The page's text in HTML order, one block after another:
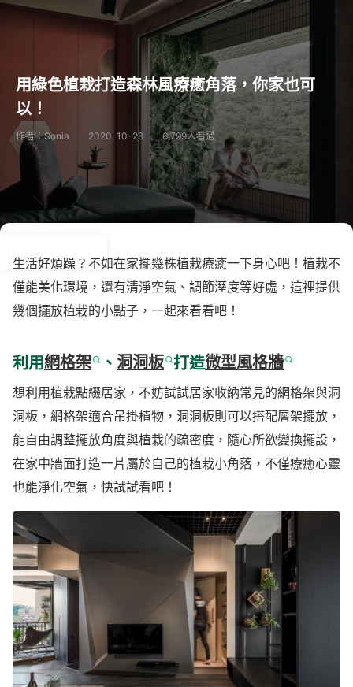
用綠色植栽打造森林風療癒角落，你家也可
以！
作者：Sonia 2020-10-28 6,799人看過
生活好煩躁？不如在家擺幾株植栽療癒一下身心吧！植栽不
僅能美化環境，還有清淨空氣、調節溼度等好處，這裡提供
幾個擺放植栽的小點子，一起來看看吧！
利用網格架 、 洞洞板 打造微型風格牆
想利用植栽點綴居家，不妨試試居家收納常見的網格架與洞
洞板，網格架適合吊掛植物，洞洞板則可以搭配層架擺放，
能自由調整擺放角度與植栽的疏密度，隨心所欲變換擺設，
在家中牆面打造一片屬於自己的植栽小角落，不僅療癒心靈
也能淨化空氣，快試試看吧！